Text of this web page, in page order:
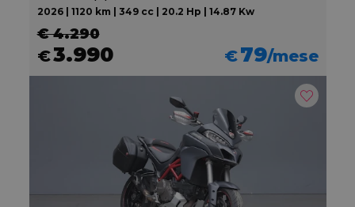
2026 | 1120 km | 349 cc | 20.2 Hp | 14.87 Kw
€ 4.290
€3.990 €79/mese